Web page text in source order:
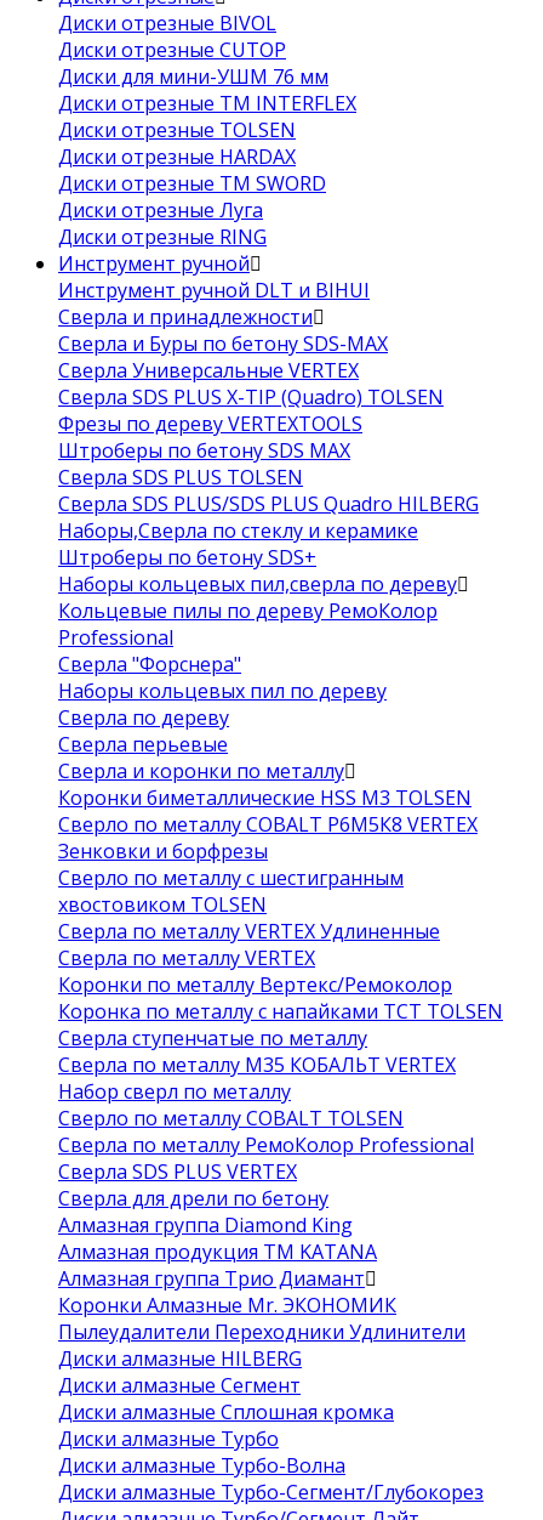
Диски отрезные BIVOL
Диски отрезные CUTOP
Диски для мини-УШМ 76 мм
Диски отрезные ТМ INTERFLEX
Диски отрезные TOLSEN
Диски отрезные HARDAX
Диски отрезные ТМ SWORD
Диски отрезные Луга
Диски отрезные RING
Инструмент ручной
Инструмент ручной DLT и BIHUI
Сверла и принадлежности
Сверла и Буры по бетону SDS-MAX
Сверла Универсальные VERTEX
Сверла SDS PLUS X-TIP (Quadro) TOLSEN
Фрезы по дереву VERTEXTOOLS
Штроберы по бетону SDS MAX
Сверла SDS PLUS TOLSEN
Сверла SDS PLUS/SDS PLUS Quadro HILBERG
Наборы,Сверла по стеклу и керамике
Штроберы по бетону SDS+
Наборы кольцевых пил,сверла по дереву
Кольцевые пилы по дереву РемоКолор
Professional
Сверла "Форснера"
Наборы кольцевых пил по дереву
Сверла по дереву
Сверла перьевые
Сверла и коронки по металлу
Коронки биметаллические HSS M3 TOLSEN
Сверло по металлу COBALT Р6М5К8 VERTEX
Зенковки и борфрезы
Сверло по металлу с шестигранным
хвостовиком TOLSEN
Сверла по металлу VERTEX Удлиненные
Сверла по металлу VERTEX
Коронки по металлу Вертекс/Ремоколор
Коронка по металлу с напайками TCT TOLSEN
Сверла ступенчатые по металлу
Сверла по металлу М35 КОБАЛЬТ VERTEX
Набор сверл по металлу
Сверло по металлу COBALT TOLSEN
Сверла по металлу РемоКолор Professional
Сверла SDS PLUS VERTEX
Сверла для дрели по бетону
Алмазная группа Diamond King
Алмазная продукция ТМ KATANA
Алмазная группа Трио Диамант
Коронки Алмазные Mr. ЭКОНОМИК
Пылеудалители Переходники Удлинители
Диски алмазные HILBERG
Диски алмазные Сегмент
Диски алмазные Сплошная кромка
Диски алмазные Турбо
Диски алмазные Турбо-Волна
Диски алмазные Турбо-Сегмент/Глубокорез